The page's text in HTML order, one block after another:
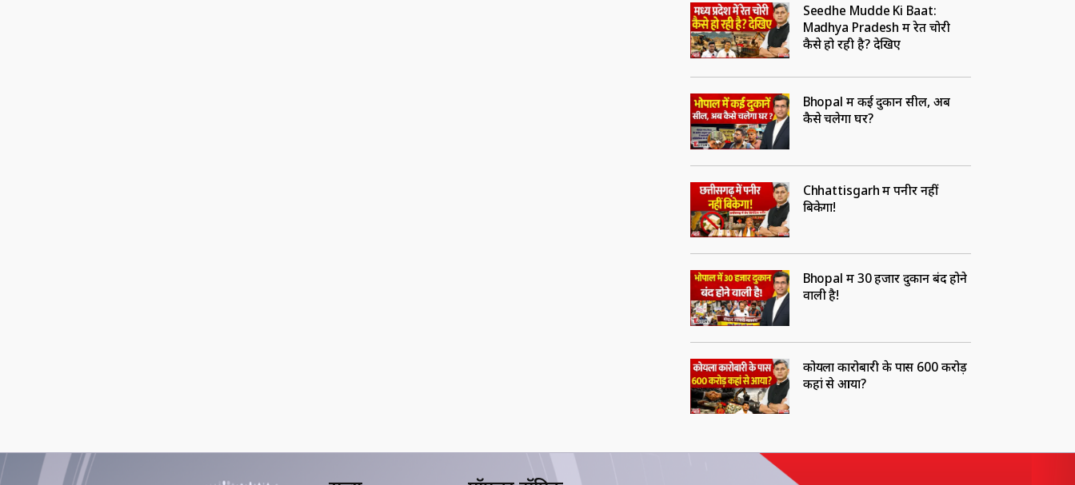
Seedhe Mudde Ki Baat:
Madhya Pradesh में रेत चोरी
कैसे हो रही है? देखिए
Bhopal में कई दुकानें सील, अब
कैसे चलेगा घर?
Chhattisgarh में पनीर नहीं
बिकेगा!
Bhopal में 30 हजार दुकान बंद होने
वाली है!
कोयला कारोबारी के पास 600 करोड़
कहां से आया?